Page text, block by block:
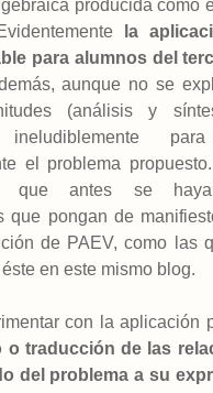
producida como
la
para alumnos del
aunque no se
(análisis y
ineludiblemente
el problema
que antes se
que pongan de
de PAEV, como las
en este mismo blog.
con la aplicación
o traducción de las
del problema a su